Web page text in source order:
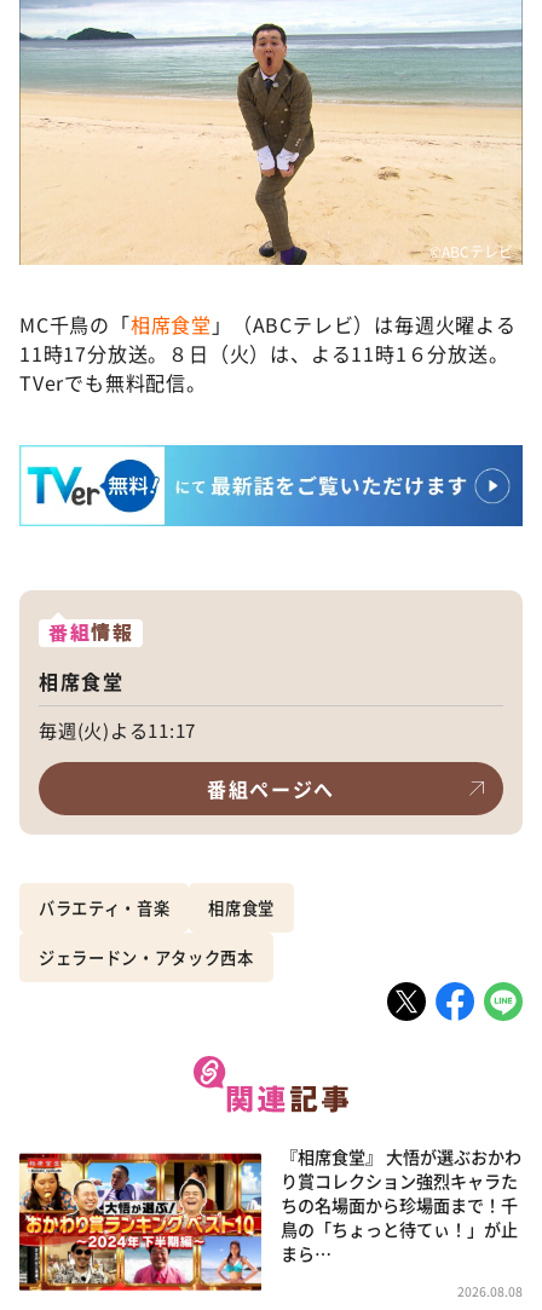
©ABCテレビ
MC千鳥の「相席食堂 」（ABCテレビ）は毎週火曜よる
11時17分放送。８日（火）は、よる11時1６分放送。
TVerでも無料配信。
番組情報
相席食堂
毎週(火)よる11:17
番組ページへ
バラエティ・音楽 相席食堂
ジェラードン・アタック西本
『相席食堂』 大悟が選ぶおかわ
り賞コレクション強烈キャラた
ちの名場面から珍場面まで！千
鳥の「ちょっと待てぃ！」が止
まら…
2026.08.08